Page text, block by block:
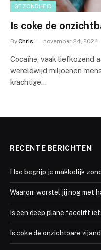
GEZONDHEID
Is coke de
By Chris november 24, 2024
Cocaïne, vaak liefkozend
wereldwijd miljoenen
krachtige…
RECENTE BERICHTEN
Hoe begrijp je makkelijk
Waarom worstel jij nog met
Is een deep plane facelift
Is coke de onzichtbare